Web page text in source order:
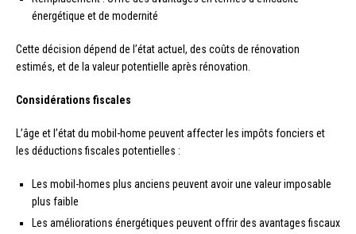
énergétique et de modernité
Cette décision dépend de l’état actuel, des coûts de rénovation
estimés, et de la valeur potentielle après rénovation.
Considérations fiscales
L’âge et l’état du mobil-home peuvent affecter les impôts fonciers et
les déductions fiscales potentielles :
Les mobil-homes plus anciens peuvent avoir une valeur imposable
plus faible
Les améliorations énergétiques peuvent offrir des avantages fiscaux